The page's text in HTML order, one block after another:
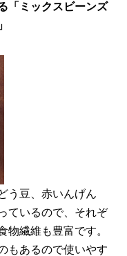
「ミックスビーンズ
う豆、赤いんげん
ているので、それぞ
物繊維も豊富です。
もあるので使いやす